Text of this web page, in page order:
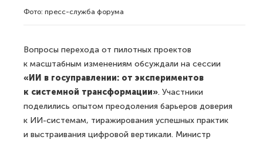
Фото: пресс-служба форума
Вопросы перехода от пилотных проектов
к масштабным изменениям обсуждали на сессии
«ИИ в госуправлении: от экспериментов
к системной трансформации». Участники
поделились опытом преодоления барьеров доверия
к ИИ-системам, тиражирования успешных практик
и выстраивания цифровой вертикали. Министр